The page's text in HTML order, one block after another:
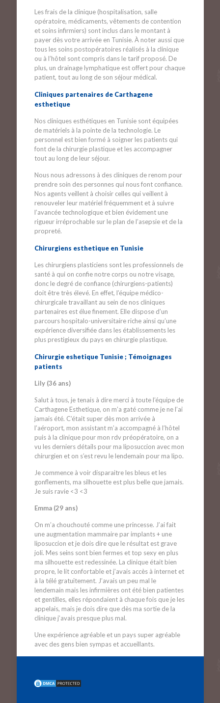
Les frais de la clinique (hospitalisation, salle
opératoire, médicaments, vêtements de contention
et soins infirmiers) sont inclus dans le montant à
payer dès votre arrivée en Tunisie. À noter aussi que
tous les soins postopératoires réalisés à la clinique
ou à l’hôtel sont compris dans le tarif proposé. De
plus, un drainage lymphatique est offert pour chaque
patient, tout au long de son séjour médical.
Cliniques partenaires de Carthagene
esthetique
Nos cliniques esthétiques en Tunisie sont équipées
de matériels à la pointe de la technologie. Le
personnel est bien formé à soigner les patients qui
font de la chirurgie plastique et les accompagner
tout au long de leur séjour.
Nous nous adressons à des cliniques de renom pour
prendre soin des personnes qui nous font confiance.
Nos agents veillent à choisir celles qui veillent à
renouveler leur matériel fréquemment et à suivre
l’avancée technologique et bien évidement une
rigueur irréprochable sur le plan de l’asepsie et de la
propreté.
Chirurgiens esthetique en Tunisie
Les chirurgiens plasticiens sont les professionnels de
santé à qui on confie notre corps ou notre visage,
donc le degré de confiance (chirurgiens-patients)
doit être très élevé. En effet, l’équipe médico-
chirurgicale travaillant au sein de nos cliniques
partenaires est élue finement. Elle dispose d’un
parcours hospitalo-universitaire riche ainsi qu’une
expérience diversifiée dans les établissements les
plus prestigieux du pays en chirurgie plastique.
Chirurgie eshetique Tunisie ; Témoignages
patients
Lily (36 ans)
Salut à tous, je tenais à dire merci à toute l’équipe de
Carthagene Esthetique, on m’a gaté comme je ne l’ai
jamais été. C’était super dès mon arrivée à
l’aéroport, mon assistant m’a accompagné à l’hôtel
puis à la clinique pour mon rdv préopératoire, on a
vu les derniers détails pour ma liposuccion avec mon
chirurgien et on s’est revu le lendemain pour ma lipo.
Je commence à voir disparaitre les bleus et les
gonflements, ma silhouette est plus belle que jamais.
Je suis ravie <3 <3
Emma (29 ans)
On m’a chouchouté comme une princesse. J’ai fait
une augmentation mammaire par implants + une
liposuccion et je dois dire que le résultat est grave
joli. Mes seins sont bien fermes et top sexy en plus
ma silhouette est redessinée. La clinique était bien
propre, le lit confortable et j’avais accès à internet et
à la télé gratuitement. J’avais un peu mal le
lendemain mais les infirmières ont été bien patientes
et gentilles, elles répondaient à chaque fois que je les
appelais, mais je dois dire que dès ma sortie de la
clinique j’avais presque plus mal.
Une expérience agréable et un pays super agréable
avec des gens bien sympas et accueillants.